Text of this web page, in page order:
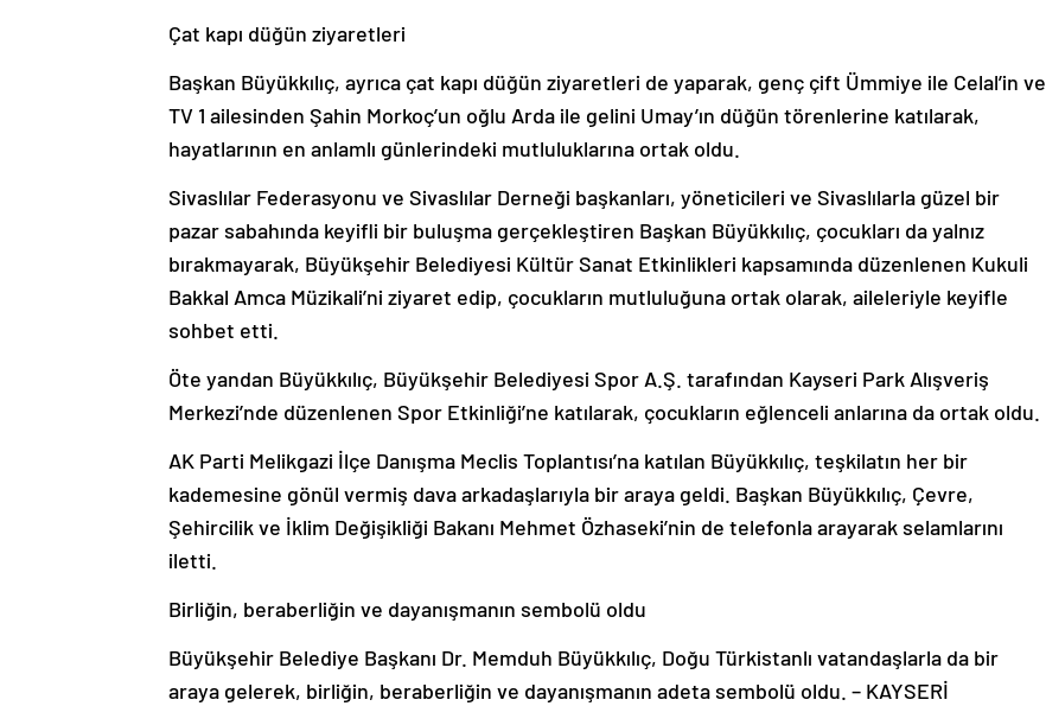
Çat kapı düğün ziyaretleri
Başkan Büyükkılıç, ayrıca çat kapı düğün ziyaretleri de yaparak, genç çift Ümmiye ile Celal’in ve
TV 1 ailesinden Şahin Morkoç’un oğlu Arda ile gelini Umay’ın düğün törenlerine katılarak,
hayatlarının en anlamlı günlerindeki mutluluklarına ortak oldu.
Sivaslılar Federasyonu ve Sivaslılar Derneği başkanları, yöneticileri ve Sivaslılarla güzel bir
pazar sabahında keyifli bir buluşma gerçekleştiren Başkan Büyükkılıç, çocukları da yalnız
bırakmayarak, Büyükşehir Belediyesi Kültür Sanat Etkinlikleri kapsamında düzenlenen Kukuli
Bakkal Amca Müzikali’ni ziyaret edip, çocukların mutluluğuna ortak olarak, aileleriyle keyifle
sohbet etti.
Öte yandan Büyükkılıç, Büyükşehir Belediyesi Spor A.Ş. tarafından Kayseri Park Alışveriş
Merkezi’nde düzenlenen Spor Etkinliği’ne katılarak, çocukların eğlenceli anlarına da ortak oldu.
AK Parti Melikgazi İlçe Danışma Meclis Toplantısı’na katılan Büyükkılıç, teşkilatın her bir
kademesine gönül vermiş dava arkadaşlarıyla bir araya geldi. Başkan Büyükkılıç, Çevre,
Şehircilik ve İklim Değişikliği Bakanı Mehmet Özhaseki’nin de telefonla arayarak selamlarını
iletti.
Birliğin, beraberliğin ve dayanışmanın sembolü oldu
Büyükşehir Belediye Başkanı Dr. Memduh Büyükkılıç, Doğu Türkistanlı vatandaşlarla da bir
araya gelerek, birliğin, beraberliğin ve dayanışmanın adeta sembolü oldu. – KAYSERİ